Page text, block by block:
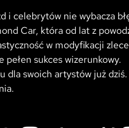
i celebrytów nie wybacza
Car, która od lat z
w modyfikacji
sukces wizerunkowy.
dla swoich artystów już dziś.